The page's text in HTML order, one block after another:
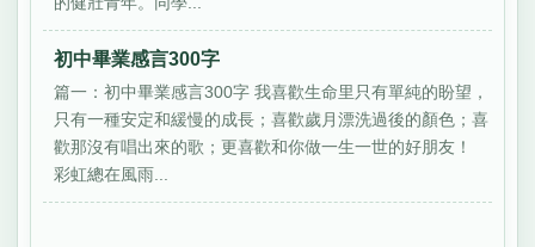
初中畢業感言300字
篇一：初中畢業感言300字 我喜歡生命里只有單純的盼望，
只有一種安定和緩慢的成長；喜歡歲月漂洗過後的顏色；喜
歡那沒有唱出來的歌；更喜歡和你做一生一世的好朋友！
彩虹總在風雨...